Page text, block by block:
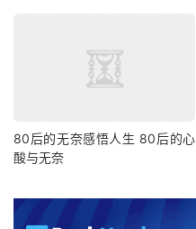
80后的无奈感悟人生 80后的心
酸与无奈